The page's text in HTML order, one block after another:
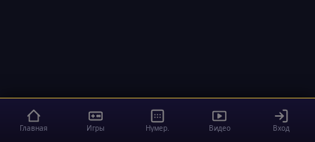
Главная Игры Нумер. Видео Вход